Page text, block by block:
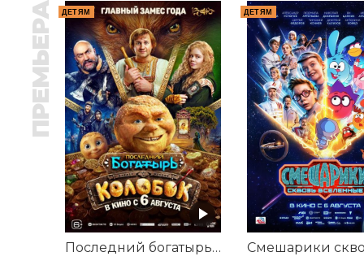
ПРЕМЬЕРА ДЕТЯМ
Последний богатырь. Колобок
ДЕТЯМ